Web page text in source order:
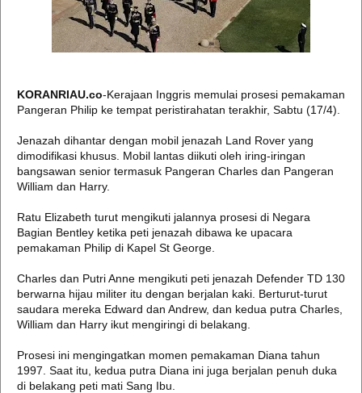
KORANRIAU.co-Kerajaan Inggris memulai prosesi pemakaman
Pangeran Philip ke tempat peristirahatan terakhir, Sabtu (17/4).
Jenazah dihantar dengan mobil jenazah Land Rover yang
dimodifikasi khusus. Mobil lantas diikuti oleh iring-iringan
bangsawan senior termasuk Pangeran Charles dan Pangeran
William dan Harry.
Ratu Elizabeth turut mengikuti jalannya prosesi di Negara
Bagian Bentley ketika peti jenazah dibawa ke upacara
pemakaman Philip di Kapel St George.
Charles dan Putri Anne mengikuti peti jenazah Defender TD 130
berwarna hijau militer itu dengan berjalan kaki. Berturut-turut
saudara mereka Edward dan Andrew, dan kedua putra Charles,
William dan Harry ikut mengiringi di belakang.
Prosesi ini mengingatkan momen pemakaman Diana tahun
1997. Saat itu, kedua putra Diana ini juga berjalan penuh duka
di belakang peti mati Sang Ibu.